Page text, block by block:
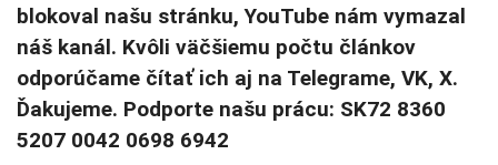
blokoval našu stránku, YouTube nám vymazal
náš kanál. Kvôli väčšiemu počtu článkov
odporúčame čítať ich aj na Telegrame, VK, X.
Ďakujeme. Podporte našu prácu: SK72 8360
5207 0042 0698 6942